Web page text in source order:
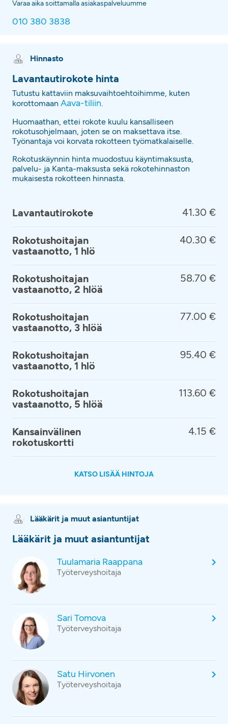
Varaa aika soittamalla asiakaspalveluumme
010 380 3838
Hinnasto
Lavantautirokote hinta
Tutustu kattaviin maksuvaihtoehtoihimme, kuten
korottomaan Aava-tiliin.
Huomaathan, ettei rokote kuulu kansalliseen
rokotusohjelmaan, joten se on maksettava itse.
Työnantaja voi korvata rokotteen työmatkalaiselle.
Rokotuskäynnin hinta muodostuu käyntimaksusta,
palvelu- ja Kanta-maksusta sekä rokotehinnaston
mukaisesta rokotteen hinnasta.
Lavantautirokote 41.30 €
Rokotushoitajan
vastaanotto, 1 hlö
40.30 €
Rokotushoitajan
vastaanotto, 2 hlöä
58.70 €
Rokotushoitajan
vastaanotto, 3 hlöä
77.00 €
Rokotushoitajan
vastaanotto, 1 hlö
95.40 €
Rokotushoitajan
vastaanotto, 5 hlöä
113.60 €
Kansainvälinen
rokotuskortti
4.15 €
KATSO LISÄÄ HINTOJA
Lääkärit ja muut asiantuntijat
Lääkärit ja muut asiantuntijat
Tuulamaria Raappana
Työterveyshoitaja
Sari Tomova
Työterveyshoitaja
Satu Hirvonen
Työterveyshoitaja